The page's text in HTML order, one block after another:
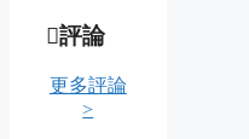
評論
更多評論
>